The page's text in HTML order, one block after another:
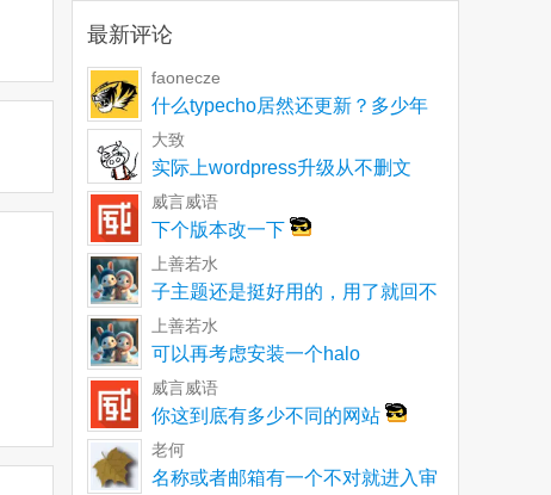
最新评论
faonecze
什么typecho居然还更新？多少年
了一直以为就
大致
实际上wordpress升级从不删文
件。不再使用
威言威语
下个版本改一下
上善若水
子主题还是挺好用的，用了就回不
去了
上善若水
可以再考虑安装一个halo
威言威语
你这到底有多少不同的网站
老何
名称或者邮箱有一个不对就进入审